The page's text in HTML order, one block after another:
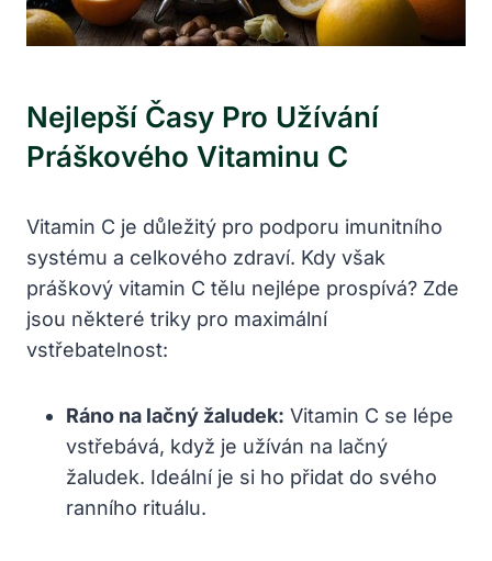
Nejlepší Časy Pro Užívání
‌práškového ⁣vitaminu C
Vitamin C​ je důležitý ⁣pro podporu ​imunitního⁤
systému a celkového zdraví. Kdy však
práškový vitamin C tělu nejlépe⁢ prospívá? ⁤Zde⁤
jsou některé triky pro maximální
vstřebatelnost:
Ráno na lačný žaludek: Vitamin C se lépe
vstřebává, ​když je užíván na ‍lačný
žaludek. Ideální je si ho přidat do svého
ranního rituálu.